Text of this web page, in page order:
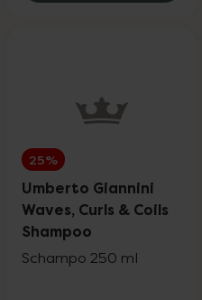
25%
Umberto Giannini
Waves, Curls & Coils
Shampoo
Schampo 250 ml